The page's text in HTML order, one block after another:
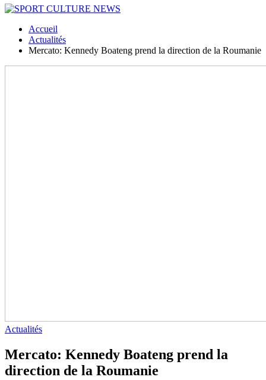
Accueil
Actualités
Mercato: Kennedy Boateng prend la direction de la Roumanie
Actualités
Mercato: Kennedy Boateng prend la
direction de la Roumanie